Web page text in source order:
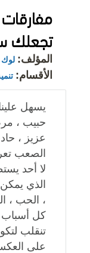
تجعلك
المؤلف:
الأقسام:
يسهل
حبيب ،
عزيز ،
الصعب
لا أحد
الذي
، الحب ،
كل أسباب
تنقلب
على